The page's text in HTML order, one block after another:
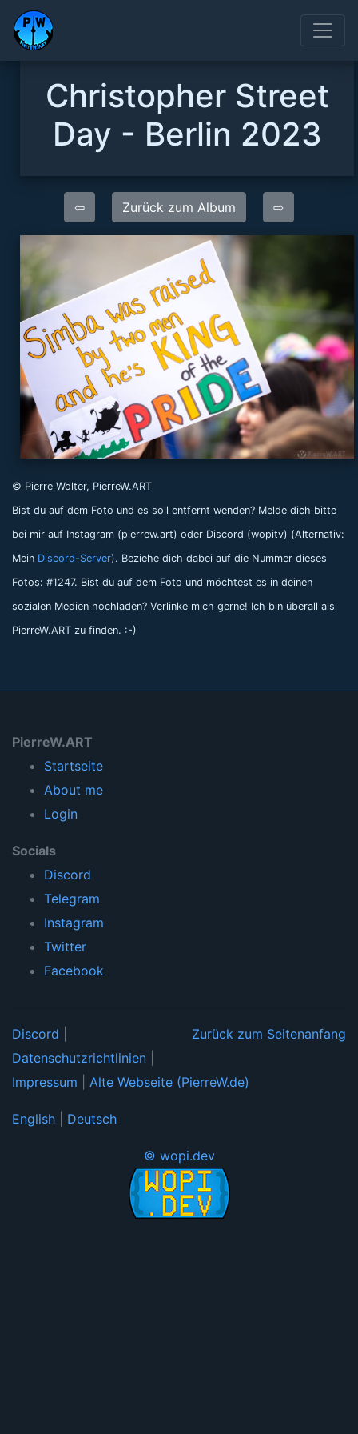
Christopher Street
Day - Berlin 2023
⇦ Zurück zum Album ⇨
© Pierre Wolter, PierreW.ART
Bist du auf dem Foto und es soll entfernt wenden? Melde dich bitte
bei mir auf Instagram (pierrew.art) oder Discord (wopitv) (Alternativ:
Mein Discord-Server). Beziehe dich dabei auf die Nummer dieses
Fotos: #1247. Bist du auf dem Foto und möchtest es in deinen
sozialen Medien hochladen? Verlinke mich gerne! Ich bin überall als
PierreW.ART zu finden. :-)
PierreW.ART
Startseite
About me
Login
Socials
Discord
Telegram
Instagram
Twitter
Facebook
Zurück zum Seitenanfang
Discord
Datenschutzrichtlinien
Impressum
Alte Webseite (PierreW.de)
English Deutsch
© wopi.dev